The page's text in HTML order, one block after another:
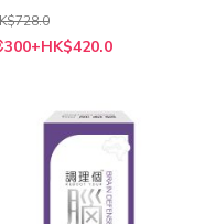
300+HK$420.0